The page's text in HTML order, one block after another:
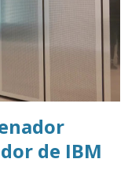
de IBM